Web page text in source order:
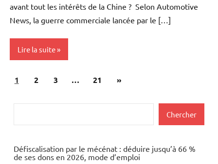
avant tout les intérêts de la Chine ? Selon Automotive
News, la guerre commerciale lancée par le […]
Lire la suite
Actualités
Pagination
publications
1 2 3 … 21
Articles
»
Chercher
Défiscalisation par le mécénat : déduire jusqu’à 66 %
de ses dons en 2026, mode d’emploi